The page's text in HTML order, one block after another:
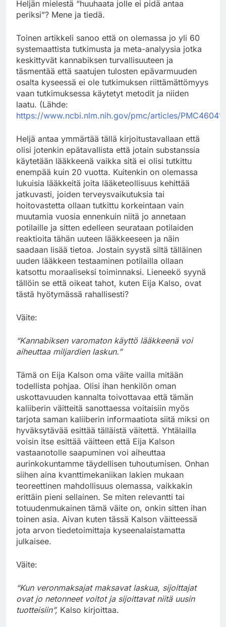
Heljän mielestä “huuhaata jolle ei pidä antaa
periksi”? Mene ja tiedä.
Toinen artikkeli sanoo että on olemassa jo yli 60
systemaattista tutkimusta ja meta-analyysia jotka
keskittyvät kannabiksen turvallisuuteen ja
täsmentää että saatujen tulosten epävarmuuden
osalta kyseessä ei ole tutkimuksen riittämättömyys
vaan tutkimuksessa käytetyt metodit ja niiden
laatu. (Lähde:
https://www.ncbi.nlm.nih.gov/pmc/articles/
Heljä antaa ymmärtää tällä kirjoitustavallaan että
olisi jotenkin epätavallista että jotain substanssia
käytetään lääkkeenä vaikka sitä ei olisi tutkittu
enempää kuin 20 vuotta. Kuitenkin on olemassa
lukuisia lääkkeitä joita lääketeollisuus kehittää
jatkuvasti, joiden terveysvaikutuksia tai
hoitovastetta ollaan tutkittu korkeintaan vain
muutamia vuosia ennenkuin niitä jo annetaan
potilaille ja sitten edelleen seurataan potilaiden
reaktioita tähän uuteen lääkkeeseen ja näin
saadaan lisää tietoa. Jostain syystä siltä tälläinen
uuden lääkkeen testaaminen potilailla ollaan
katsottu moraaliseksi toiminnaksi. Lieneekö syynä
tällöin se että oikeat tahot, kuten Eija Kalso, ovat
tästä hyötymässä rahallisesti?
Väite:
“Kannabiksen varomaton käyttö lääkkeenä voi
aiheuttaa miljardien laskun.”
Tämä on Eija Kalson oma väite vailla mitään
todellista pohjaa. Olisi ihan henkilön oman
uskottavuuden kannalta toivottavaa että tämän
kaliiberin väitteitä sanottaessa voitaisiin myös
tarjota saman kaliiberin informaatiota siitä miksi on
hyväksytävää esittää tälläistä väitettä. Yhtälailla
voisin itse esittää väitteen että Eija Kalson
vastaanotolle saapuminen voi aiheuttaa
aurinkokuntamme täydellisen tuhoutumisen. Onhan
siihen aina kvanttimekaniikan lakien mukaan
teoreettinen mahdollisuus olemassa, vaikkakin
erittäin pieni sellainen. Se miten relevantti tai
totuudenmukainen tämä väite on, onkin sitten ihan
toinen asia. Aivan kuten tässä Kalson väitteessä
jota arvon tiedetoimittaja kyseenalaistamatta
julkaisee.
Väite:
“Kun veronmaksajat maksavat laskua, sijoittajat
ovat jo netonneet voitot ja sijoittavat niitä uusin
tuotteisiin”, Kalso kirjoittaa.